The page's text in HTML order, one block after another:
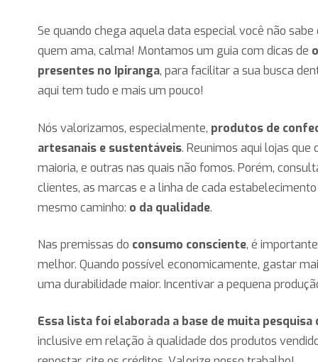
Se quando chega aquela data especial você não
quem ama, calma! Montamos um guia com dicas de
presentes no Ipiranga, para facilitar a sua busca
aqui tem tudo e mais um pouco!
Nós valorizamos, especialmente, produtos de
artesanais e sustentáveis. Reunimos aqui lojas que
maioria, e outras nas quais não fomos. Porém,
clientes, as marcas e a linha de cada
mesmo caminho: o da qualidade.
Nas premissas do consumo consciente, é
melhor. Quando possível economicamente, gastar
uma durabilidade maior. Incentivar a pequena
Essa lista foi elaborada a base de muita pesquisa
inclusive em relação à qualidade dos produtos